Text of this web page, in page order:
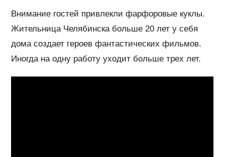
Внимание гостей привлекли фарфоровые куклы.
Жительница Челябинска больше 20 лет у себя
дома создает героев фантастических фильмов.
Иногда на одну работу уходит больше трех лет.